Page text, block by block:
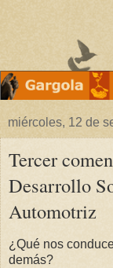
miércoles, 12 de
Tercer
Desarrollo
Automotriz
¿Qué nos
demás?